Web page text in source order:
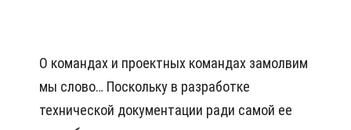
О командах и проектных командах замолвим
мы слово… Поскольку в разработке
технической документации ради самой ее